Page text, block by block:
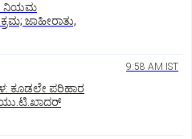
ನಿಯಮ
ಜಾಹೀರಾತು,
9:58 AM IST
ಕೂಡಲೇ ಪರಿಹಾರ